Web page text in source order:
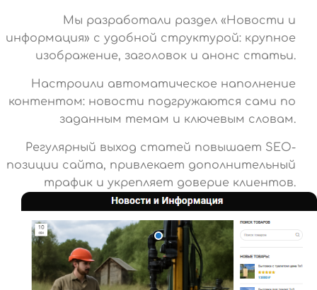
Мы разработали раздел «Новости и
информация» с удобной структурой: крупное
изображение, заголовок и анонс статьи.
Настроили автоматическое наполнение
контентом: новости подгружаются сами по
заданным темам и ключевым словам.
Регулярный выход статей повышает SEO-
позиции сайта, привлекает дополнительный
трафик и укрепляет доверие клиентов.